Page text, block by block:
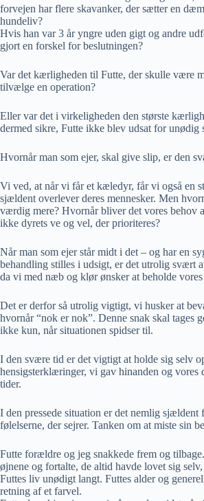
forvejen har flere skavanker, der sætter en
hundeliv?
Hvis han var 3 år yngre uden gigt og andre
gjort en forskel for beslutningen?
Var det kærligheden til Futte, der skulle være
tilvælge en operation?
Eller var det i virkeligheden den største
dermed sikre, Futte ikke blev udsat for unødig
Hvornår man som ejer, skal give slip, er den
Vi ved, at når vi får et kæledyr, får vi også en
sjældent overlever deres mennesker. Men
værdig mere? Hvornår bliver det vores behov
ikke dyrets ve og vel, der prioriteres?
Når man som ejer står midt i det – og har en
behandling stilles i udsigt, er det utrolig svært
da vi med næb og klør ønsker at beholde vores
Det er derfor så utrolig vigtigt, vi husker at
hvornår “nok er nok”. Denne snak skal tages
ikke kun, når situationen spidser til.
I den svære tid er det vigtigt at holde sig selv
hensigsterklæringer, vi gav hinanden og vores
tider.
I den pressede situation er det nemlig sjældent
følelserne, der sejrer. Tanken om at miste sin
Futte forældre og jeg snakkede frem og
øjnene og fortalte, de altid havde lovet sig
Futtes liv unødigt langt. Futtes alder og
retning af et farvel.